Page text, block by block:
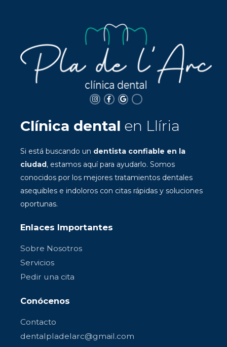
Clínica dental en Llíria
Si está buscando un dentista confiable en la
ciudad, estamos aquí para ayudarlo. Somos
conocidos por los mejores tratamientos dentales
asequibles e indoloros con citas rápidas y soluciones
oportunas.
Enlaces Importantes
Sobre Nosotros
Servicios
Pedir una cita
Conócenos
Contacto
dentalpladelarc@gmail.com